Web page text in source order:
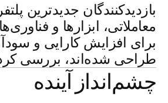
بازدیدکنندگان جدیدترین
معاملاتی، ابزارها و
برای افزایش کارایی و
طراحی شده‌اند، بررسی
چشم‌انداز آینده